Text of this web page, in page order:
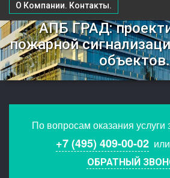
О Компании. Контакты.
АПБ ГРАД:
пожарной
объектов.
По вопросам оказания услуги
+7 (495) 409-00-02
ОБРАТНЫЙ